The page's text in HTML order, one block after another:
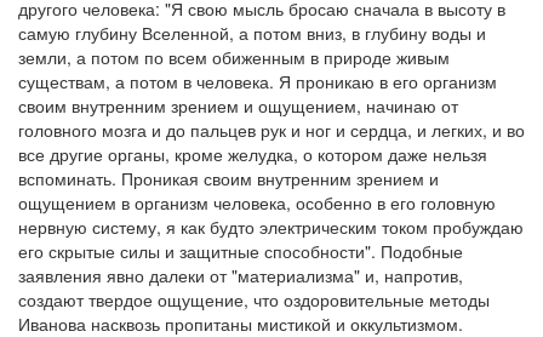
другого человека: "Я свою мысль бросаю сначала в высоту в
самую глубину Вселенной, а потом вниз, в глубину воды и
земли, а потом по всем обиженным в природе живым
существам, а потом в человека. Я проникаю в его организм
своим внутренним зрением и ощущением, начинаю от
головного мозга и до пальцев рук и ног и сердца, и легких, и во
все другие органы, кроме желудка, о котором даже нельзя
вспоминать. Проникая своим внутренним зрением и
ощущением в организм человека, особенно в его головную
нервную систему, я как будто электрическим током пробуждаю
его скрытые силы и защитные способности". Подобные
заявления явно далеки от "материализма" и, напротив,
создают твердое ощущение, что оздоровительные методы
Иванова насквозь пропитаны мистикой и оккультизмом.